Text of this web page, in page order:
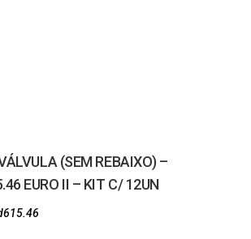
(SEM REBAIXO) –
EURO II – KIT C/ 12UN